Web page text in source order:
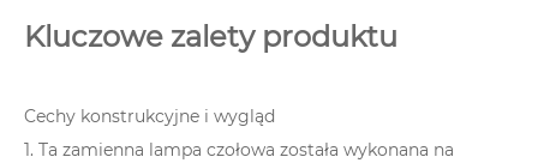
Kluczowe zalety produktu
Cechy konstrukcyjne i wygląd
1. Ta zamienna lampa czołowa została wykonana na